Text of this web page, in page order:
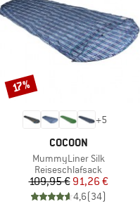
+5
MARKE
COCOON
Artikel
MummyLiner Silk
Produktgruppe
Reiseschlafsack
Preis
109,95 €reduzierter Preis
91,26 €
4,6(34)
Rabatt
17%